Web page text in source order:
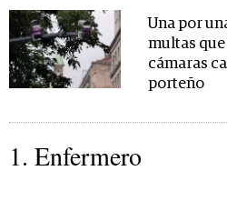
Una por
multas que
cámaras
porteño
1. Enfermero